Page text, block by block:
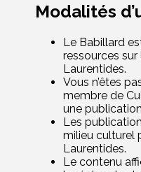
Modalités
Le Babillard
ressources
Laurentides.
Vous n’êtes
membre de
une
Les
milieu culturel
Laurentides.
Le contenu